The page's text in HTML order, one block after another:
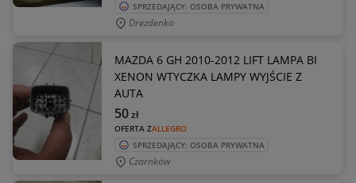
SPRZEDAJĄCY: OSOBA PRYWATNA
Drezdenko
MAZDA 6 GH 2010-2012 LIFT LAMPA BI
XENON WTYCZKA LAMPY WYJŚCIE Z
AUTA
OFERTA ZALLEGRO
50zł
SPRZEDAJĄCY: OSOBA PRYWATNA
Czarnków